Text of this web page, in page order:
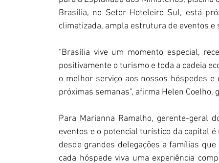
Brasilia, no Setor Hoteleiro Sul, está
climatizada, ampla estrutura de eventos e
“Brasília vive um momento especial,
positivamente o turismo e toda a cadeia
o melhor serviço aos nossos hóspedes
próximas semanas”, afirma Helen
Para Marianna Ramalho, gerente-geral
eventos e o potencial turístico da capital
desde grandes delegações a famílias
cada hóspede viva uma experiência